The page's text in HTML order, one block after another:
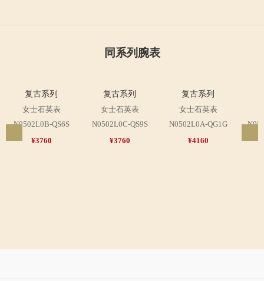
同系列腕表
复古系列
女士石英表
N0502L0C-QS9S
¥3760
复古系列
女士石英表
N0502L0A-QG1G
¥4160